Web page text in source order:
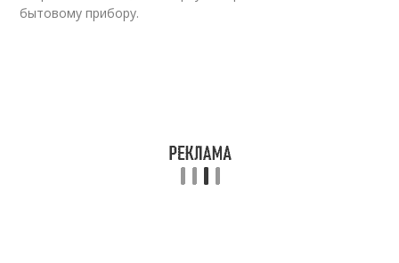
бытовому прибору.